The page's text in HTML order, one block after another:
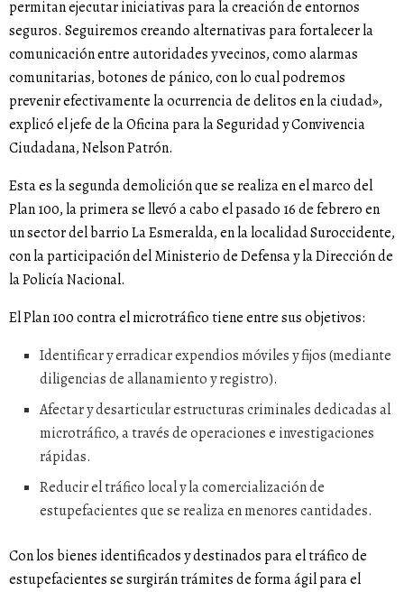
permitan ejecutar iniciativas para la creación de entornos
seguros. Seguiremos creando alternativas para fortalecer la
comunicación entre autoridades y vecinos, como alarmas
comunitarias, botones de pánico, con lo cual podremos
prevenir efectivamente la ocurrencia de delitos en la ciudad»,
explicó el jefe de la Oficina para la Seguridad y Convivencia
Ciudadana, Nelson Patrón.
Esta es la segunda demolición que se realiza en el marco del
Plan 100, la primera se llevó a cabo el pasado 16 de febrero en
un sector del barrio La Esmeralda, en la localidad Suroccidente,
con la participación del Ministerio de Defensa y la Dirección de
la Policía Nacional.
El Plan 100 contra el microtráfico tiene entre sus objetivos:
Identificar y erradicar expendios móviles y fijos (mediante
diligencias de allanamiento y registro).
Afectar y desarticular estructuras criminales dedicadas al
microtráfico, a través de operaciones e investigaciones
rápidas.
Reducir el tráfico local y la comercialización de
estupefacientes que se realiza en menores cantidades.
Con los bienes identificados y destinados para el tráfico de
estupefacientes se surgirán trámites de forma ágil para el